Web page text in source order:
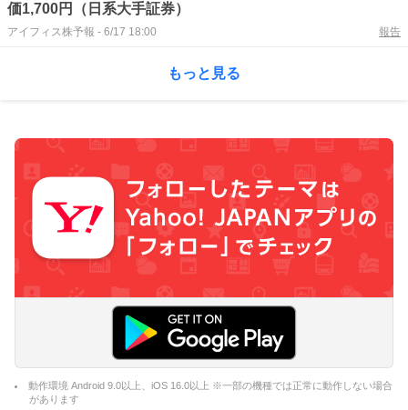
価1,700円（日系大手証券）
アイフィス株予報 - 6/17 18:00 報告
もっと見る
動作環境 Android 9.0以上、iOS 16.0以上 ※一部の機種では正常に動作しない場合
があります